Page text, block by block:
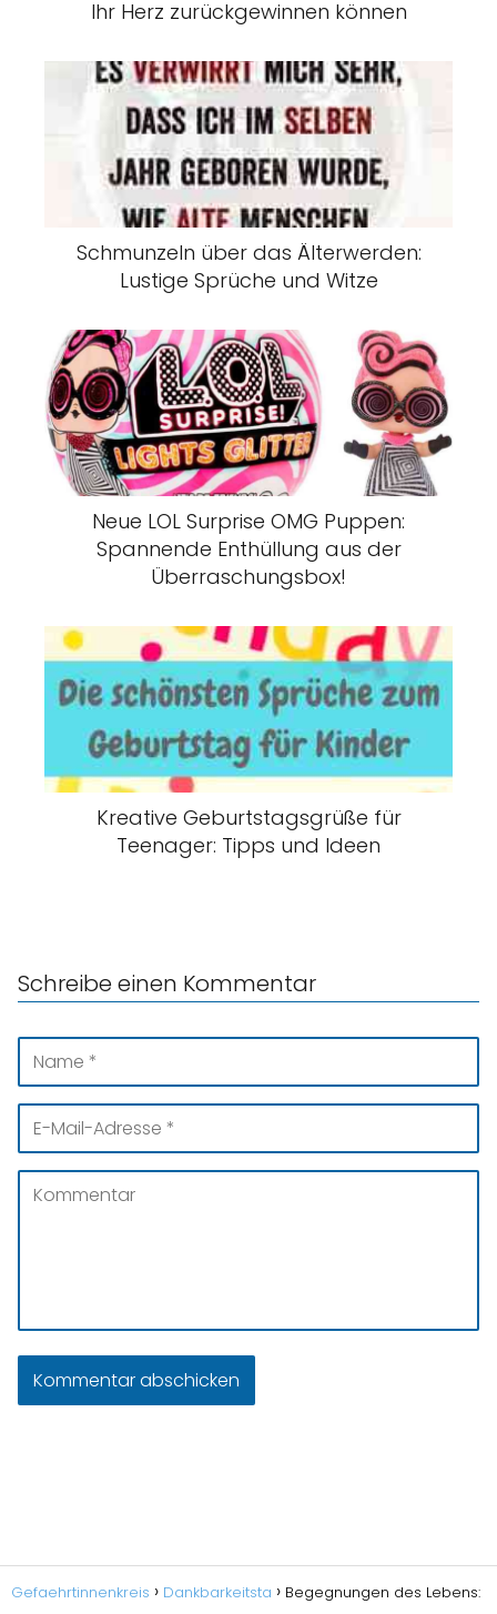
Ihr Herz zurückgewinnen können
Schmunzeln über das Älterwerden:
Lustige Sprüche und Witze
Neue LOL Surprise OMG Puppen:
Spannende Enthüllung aus der
Überraschungsbox!
Kreative Geburtstagsgrüße für
Teenager: Tipps und Ideen
Schreibe einen Kommentar
Gefaehrtinnenkreis Dankbarkeitsta
Begegnungen des Lebens: